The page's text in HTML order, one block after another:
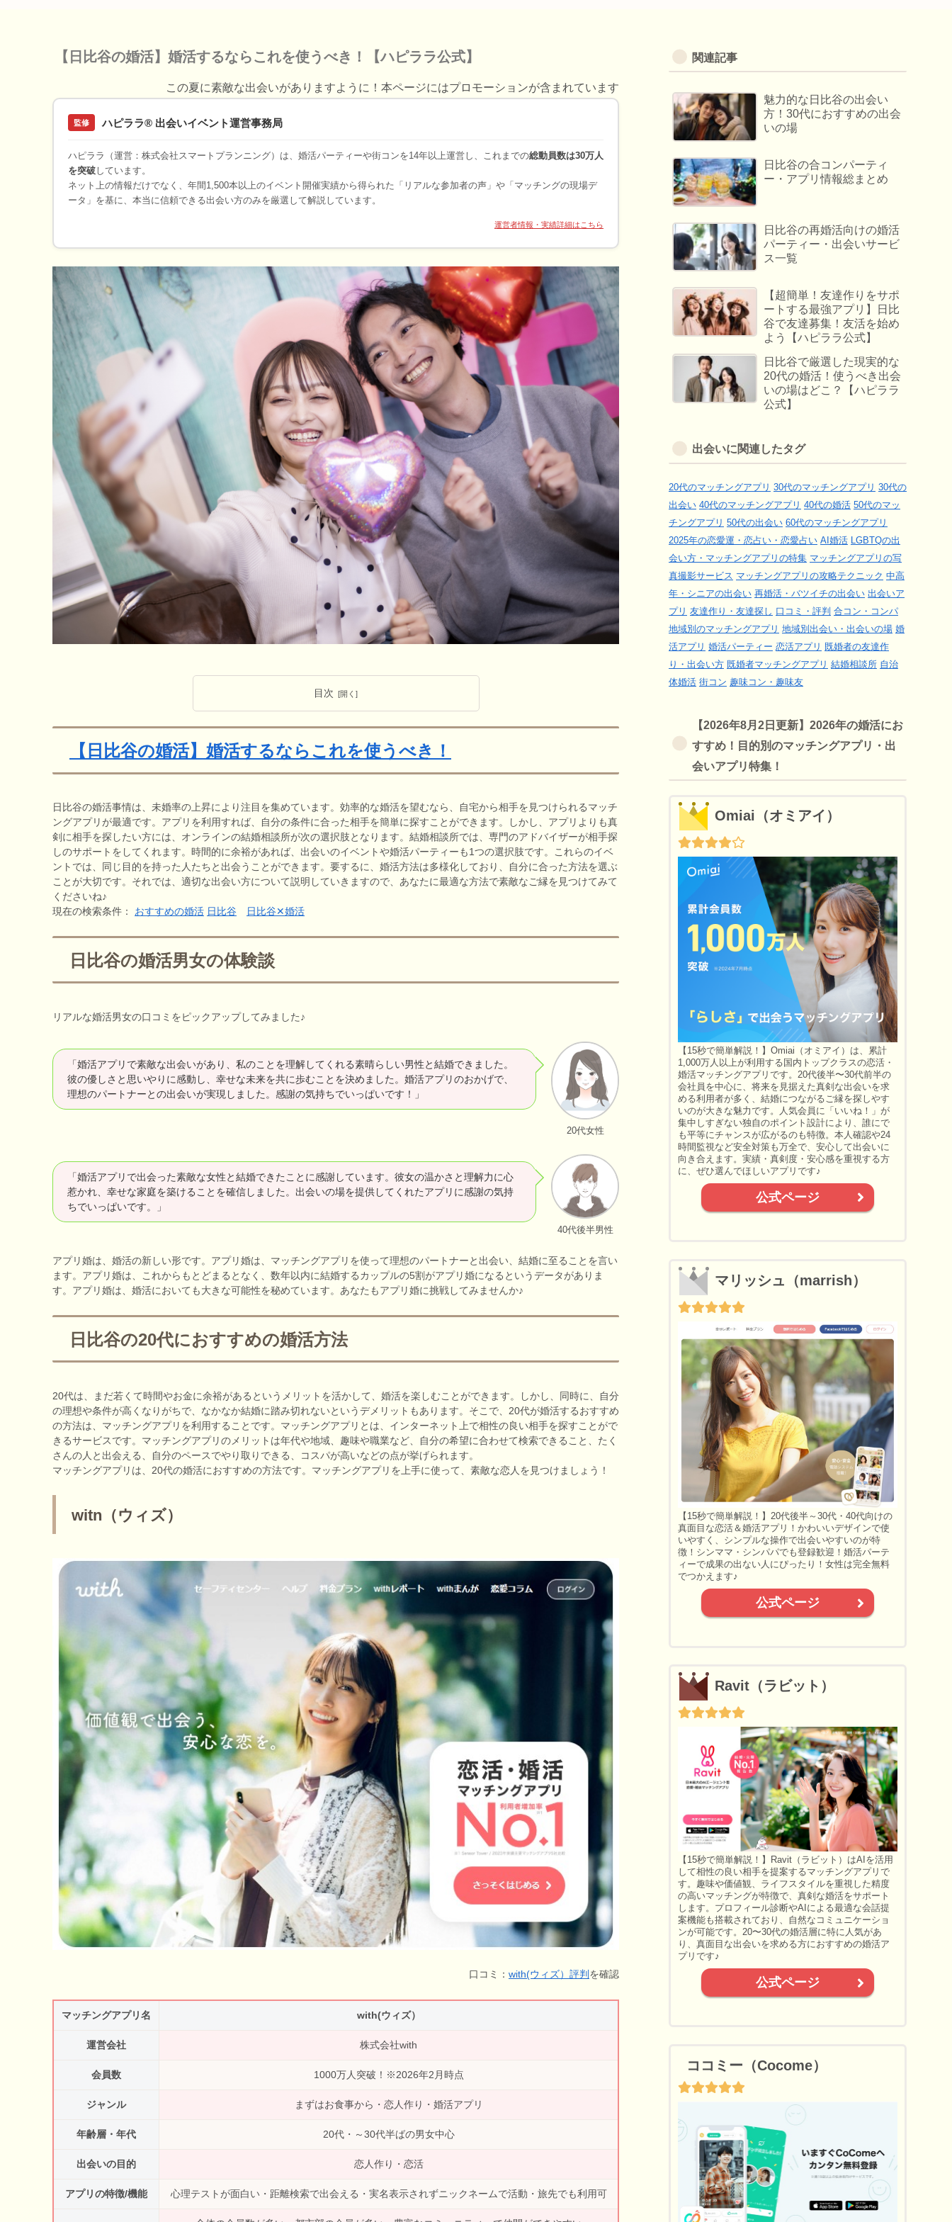
【日比谷の婚活】婚活するならこれを使うべき！【ハピララ公式】
この夏に素敵な出会いがありますように！本ページにはプロモーションが含まれています
監修 ハピララ® 出会いイベント運営事務局
ハピララ（運営：株式会社スマートプランニング）は、婚活パーティーや街コンを14年以上運営し、これまでの総動員数は30万人
を突破 しています。
ネット上の情報だけでなく、年間1,500本以上のイベント開催実績から得られた「リアルな参加者の声」や「マッチングの現場デ
ータ」を基に、本当に信頼できる出会い方のみを厳選して解説しています。
運営者情報・実績詳細はこちら
目次
【日比谷の婚活】婚活するならこれを使うべき！
日比谷の婚活事情は、未婚率の上昇により注目を集めています。効率的な婚活を望むなら、自宅から相手を見つけられるマッチ
ングアプリが最適です。アプリを利用すれば、自分の条件に合った相手を簡単に探すことができます。しかし、アプリよりも真
剣に相手を探したい方には、オンラインの結婚相談所が次の選択肢となります。結婚相談所では、専門のアドバイザーが相手探
しのサポートをしてくれます。時間的に余裕があれば、出会いのイベントや婚活パーティーも1つの選択肢です。これらのイベ
ントでは、同じ目的を持った人たちと出会うことができます。要するに、婚活方法は多様化しており、自分に合った方法を選ぶ
ことが大切です。それでは、適切な出会い方について説明していきますので、あなたに最適な方法で素敵なご縁を見つけてみて
くださいね♪
現在の検索条件： おすすめの婚活 日比谷 日比谷✕婚活
日比谷の婚活男女の体験談
リアルな婚活男女の口コミをピックアップしてみました♪
20代女性
「婚活アプリで素敵な出会いがあり、私のことを理解してくれる素晴らしい男性と結婚できました。
彼の優しさと思いやりに感動し、幸せな未来を共に歩むことを決めました。婚活アプリのおかげで、
理想のパートナーとの出会いが実現しました。感謝の気持ちでいっぱいです！」
40代後半男性
「婚活アプリで出会った素敵な女性と結婚できたことに感謝しています。彼女の温かさと理解力に心
惹かれ、幸せな家庭を築けることを確信しました。出会いの場を提供してくれたアプリに感謝の気持
ちでいっぱいです。」
アプリ婚は、婚活の新しい形です。アプリ婚は、マッチングアプリを使って理想のパートナーと出会い、結婚に至ることを言い
ます。アプリ婚は、これからもとどまるとなく、数年以内に結婚するカップルの5割がアプリ婚になるというデータがありま
す。アプリ婚は、婚活においても大きな可能性を秘めています。あなたもアプリ婚に挑戦してみませんか♪
日比谷の20代におすすめの婚活方法
20代は、まだ若くて時間やお金に余裕があるというメリットを活かして、婚活を楽しむことができます。しかし、同時に、自分
の理想や条件が高くなりがちで、なかなか結婚に踏み切れないというデメリットもあります。そこで、20代が婚活するおすすめ
の方法は、マッチングアプリを利用することです。マッチングアプリとは、インターネット上で相性の良い相手を探すことがで
きるサービスです。マッチングアプリのメリットは年代や地域、趣味や職業など、自分の希望に合わせて検索できること、たく
さんの人と出会える、自分のペースでやり取りできる、コスパが高いなどの点が挙げられます。
マッチングアプリは、20代の婚活におすすめの方法です。マッチングアプリを上手に使って、素敵な恋人を見つけましょう！
witn（ウィズ）
口コミ： with(ウィズ）評判 を確認
マッチングアプリ名 with(ウィズ）
運営会社 株式会社with
会員数 1000万人突破！※2026年2月時点
ジャンル まずはお食事から・恋人作り・婚活アプリ
年齢層・年代 20代・～30代半ばの男女中心
出会いの目的 恋人作り・恋活
アプリの特徴/機能 心理テストが面白い・距離検索で出会える・実名表示されずニックネームで活動・旅先でも利用可
関連記事
魅力的な日比谷の出会い
方！30代におすすめの出会
いの場
日比谷の合コンパーティ
ー・アプリ情報総まとめ
日比谷の再婚活向けの婚活
パーティー・出会いサービ
ス一覧
【超簡単！友達作りをサポ
ートする最強アプリ】日比
谷で友達募集！友活を始め
よう【ハピララ公式】
日比谷で厳選した現実的な
20代の婚活！使うべき出会
いの場はどこ？【ハピララ
公式】
出会いに関連したタグ
20代のマッチングアプリ 30代のマッチングアプリ 30代の
出会い 40代のマッチングアプリ 40代の婚活 50代のマッ
チングアプリ 50代の出会い 60代のマッチングアプリ
2025年の恋愛運・恋占い・恋愛占い AI婚活 LGBTQの出
会い方・マッチングアプリの特集 マッチングアプリの写
真撮影サービス マッチングアプリの攻略テクニック 中高
年・シニアの出会い 再婚活・バツイチの出会い 出会いア
プリ 友達作り・友達探し 口コミ・評判 合コン・コンパ
地域別のマッチングアプリ 地域別出会い・出会いの場 婚
活アプリ 婚活パーティー 恋活アプリ 既婚者の友達作
り・出会い方 既婚者マッチングアプリ 結婚相談所 自治
体婚活 街コン 趣味コン・趣味友
【2026年8月2日更新】2026年の婚活にお
すすめ！目的別のマッチングアプリ・出
会いアプリ特集！
Omiai（オミアイ）
【15秒で簡単解説！】Omiai（オミアイ）は、累計
1,000万人以上が利用する国内トップクラスの恋活・
婚活マッチングアプリです。20代後半〜30代前半の
会社員を中心に、将来を見据えた真剣な出会いを求
める利用者が多く、結婚につながるご縁を探しやす
いのが大きな魅力です。人気会員に「いいね！」が
集中しすぎない独自のポイント設計により、誰にで
も平等にチャンスが広がるのも特徴。本人確認や24
時間監視など安全対策も万全で、安心して出会いに
向き合えます。実績・真剣度・安心感を重視する方
に、ぜひ選んでほしいアプリです♪
公式ページ
マリッシュ（marrish）
【15秒で簡単解説！】20代後半～30代・40代向けの
真面目な恋活＆婚活アプリ！かわいいデザインで使
いやすく、シンプルな操作で出会いやすいのが特
徴！シンママ・シンパパでも登録歓迎！婚活パーテ
ィーで成果の出ない人にぴったり！女性は完全無料
でつかえます♪
公式ページ
Ravit（ラビット）
【15秒で簡単解説！】Ravit（ラビット）はAIを活用
して相性の良い相手を提案するマッチングアプリで
す。趣味や価値観、ライフスタイルを重視した精度
の高いマッチングが特徴で、真剣な婚活をサポート
します。プロフィール診断やAIによる最適な会話提
案機能も搭載されており、自然なコミュニケーショ
ンが可能です。20〜30代の婚活層に特に人気があ
り、真面目な出会いを求める方におすすめの婚活ア
プリです♪
公式ページ
ココミー（Cocome）